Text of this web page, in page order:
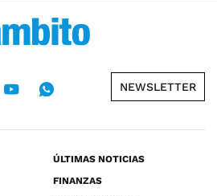
NEWSLETTER
ÚLTIMAS NOTICIAS
FINANZAS